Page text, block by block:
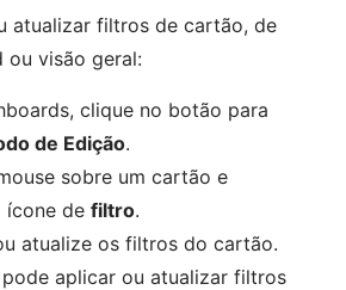
atualizar filtros de cartão, de
ou visão geral:
clique no botão para
de Edição.
sobre um cartão e
ícone de filtro.
atualize os filtros do cartão.
aplicar ou atualizar filtros